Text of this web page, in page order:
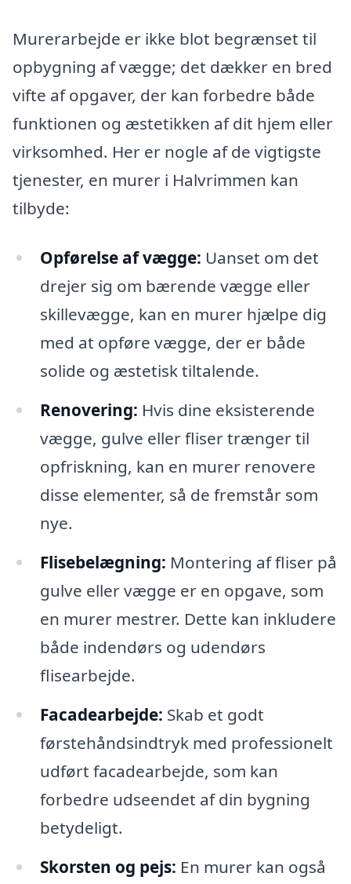
Murerarbejde er ikke blot begrænset til
opbygning af vægge; det dækker en bred
vifte af opgaver, der kan forbedre både
funktionen og æstetikken af dit hjem eller
virksomhed. Her er nogle af de vigtigste
tjenester, en murer i Halvrimmen kan
tilbyde:
Opførelse af vægge: Uanset om det
drejer sig om bærende vægge eller
skillevægge, kan en murer hjælpe dig
med at opføre vægge, der er både
solide og æstetisk tiltalende.
Renovering: Hvis dine eksisterende
vægge, gulve eller fliser trænger til
opfriskning, kan en murer renovere
disse elementer, så de fremstår som
nye.
Flisebelægning: Montering af fliser på
gulve eller vægge er en opgave, som
en murer mestrer. Dette kan inkludere
både indendørs og udendørs
flisearbejde.
Facadearbejde: Skab et godt
førstehåndsindtryk med professionelt
udført facadearbejde, som kan
forbedre udseendet af din bygning
betydeligt.
Skorsten og pejs: En murer kan også